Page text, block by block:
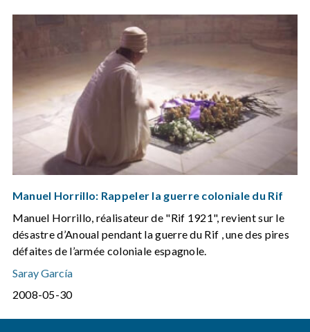
Manuel Horrillo: Rappeler la guerre coloniale du Rif
Manuel Horrillo, réalisateur de "Rif 1921", revient sur le
désastre d’Anoual pendant la guerre du Rif , une des pires
défaites de l’armée coloniale espagnole.
Saray García
2008-05-30